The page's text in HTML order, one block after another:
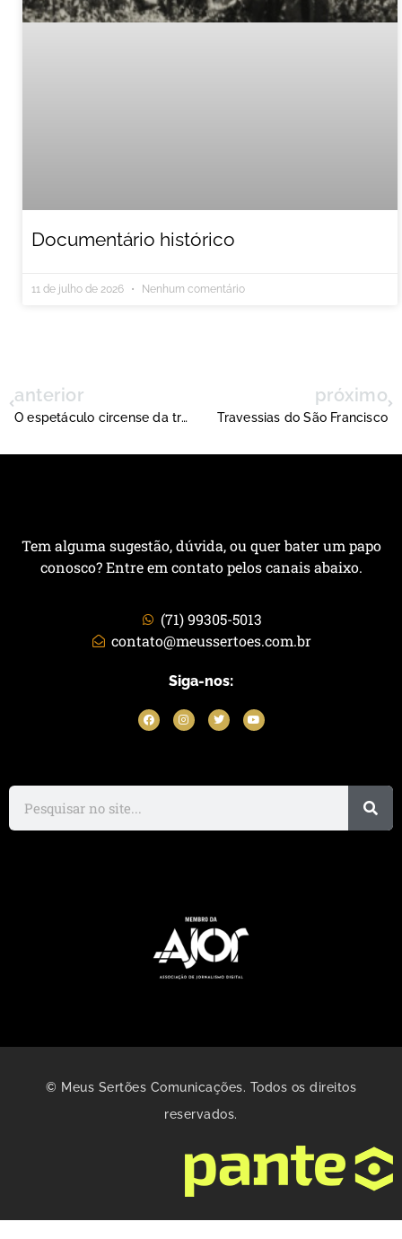
Documentário histórico
11 de julho de 2026 Nenhum comentário
anterior
O espetáculo circense da transposição
próximo
Travessias do São Francisco
Tem alguma sugestão, dúvida, ou quer bater um papo
conosco? Entre em contato pelos canais abaixo.
(71) 99305-5013
contato@meussertoes.com.br
Siga-nos:
© Meus Sertões Comunicações. Todos os direitos
reservados.